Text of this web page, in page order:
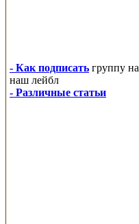
- Как подписать группу на
наш лейбл
- Различные статьи